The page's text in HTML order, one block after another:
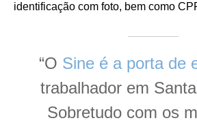
identificação com foto, bem como
“O Sine é a porta de
trabalhador em
Sobretudo com os